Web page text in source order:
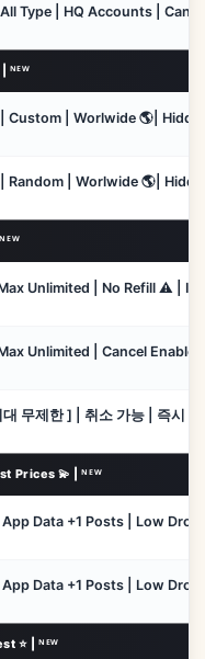
Type | HQ Accounts |
ᴺᴱᵂ
Custom | Worlwide 🌎|
Random | Worlwide 🌎|
Unlimited | No Refill ⚠️ |
Unlimited | Cancel
무제한 ] | 취소 가능 | 즉시
Prices 💫 | ᴺᴱᵂ
Data +1 Posts | Low
Data +1 Posts | Low
⭐ | ᴺᴱᵂ